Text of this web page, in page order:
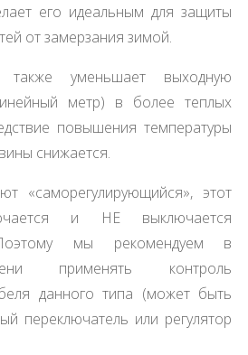
его идеальным для защиты
от замерзания зимой.
уменьшает выходную
метр) в более теплых
повышения температуры
снижается.
«саморегулирующийся», этот
и НЕ выключается
Поэтому мы рекомендуем в
применять контроль
данного типа (может быть
переключатель или регулятор